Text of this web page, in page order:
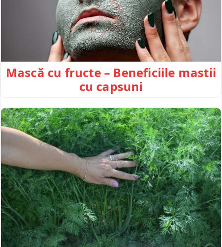
Mască cu fructe – Beneficiile mastii
cu capsuni